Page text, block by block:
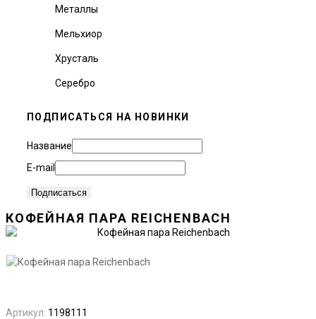
Металлы
Мельхиор
Хрусталь
Серебро
ПОДПИСАТЬСЯ НА НОВИНКИ
Название
E-mail
КОФЕЙНАЯ ПАРА REICHENBACH
Артикул: 1198111